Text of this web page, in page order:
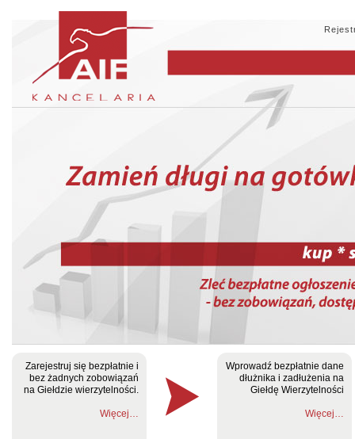
Zarejestruj się bezpłatnie i
bez żadnych zobowiązań
na Giełdzie wierzytelności.
Więcej…
Wprowadź bezpłatnie dane
dłużnika i zadłużenia na
Giełdę Wierzytelności
Więcej…